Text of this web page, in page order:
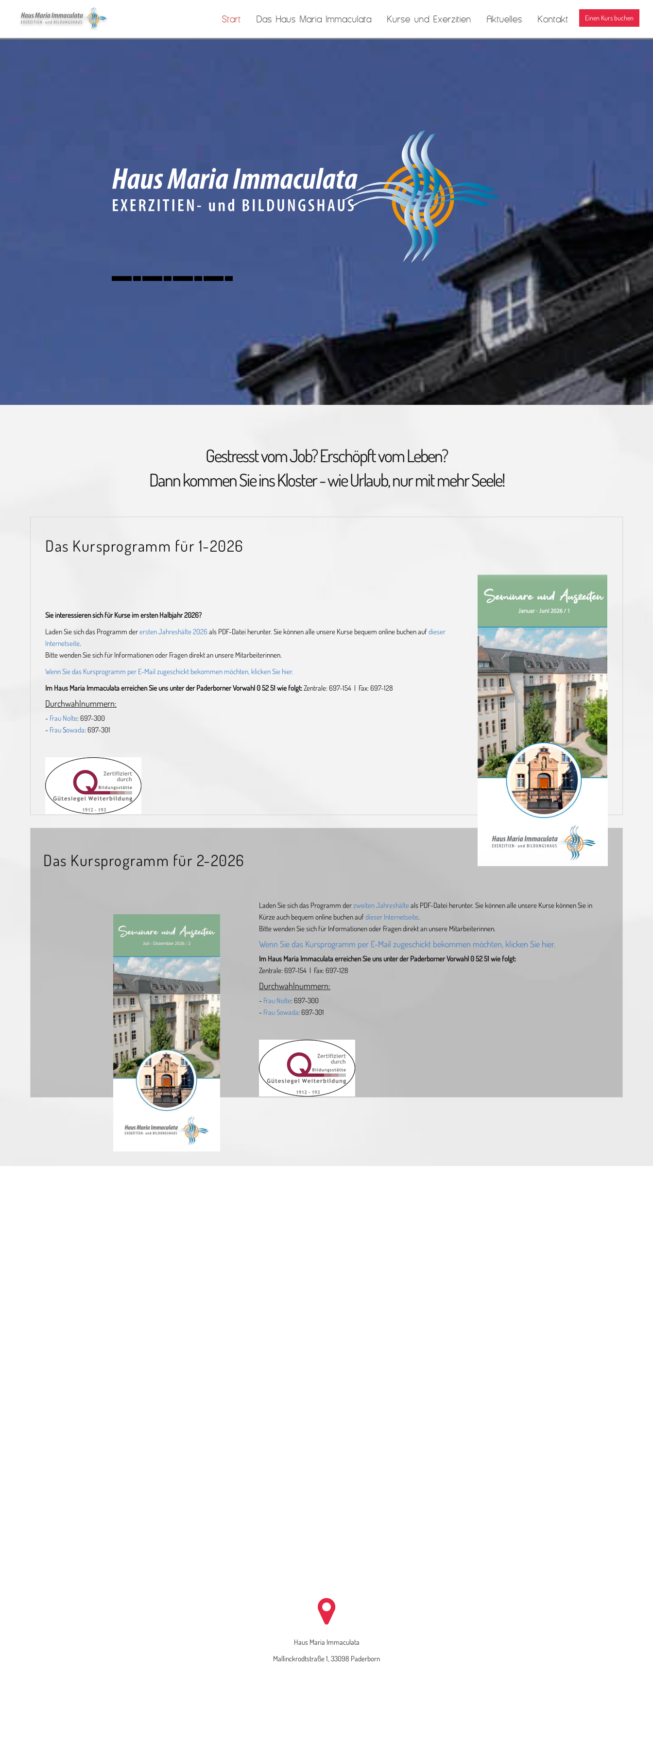
Einen Kurs buchen
Start Das Haus Maria Immaculata Kurse und Exerzitien Aktuelles Kontakt
Gestresst vom Job? Erschöpft vom Leben?
Dann kommen Sie ins Kloster - wie Urlaub, nur mit mehr Seele!
Das Kursprogramm für 1-2026
Sie interessieren sich für Kurse im ersten Halbjahr 2026?
Laden Sie sich das Programm derersten Jahreshälte 2026 als PDF-Datei herunter. Sie können alle unsere Kurse bequem online buchen aufdieser
Internetseite.
Bitte wenden Sie sich für Informationen oder Fragen direkt an unsere Mitarbeiterinnen.
Wenn Sie das Kursprogramm per E-Mail zugeschickt bekommen möchten, klicken Sie hier.
Im Haus Maria Immaculata erreichen Sie uns unter der Paderborner Vorwahl 0 52 51 wie folgt:Zentrale: 697-154 | Fax: 697-128
Durchwahlnummern:
- Frau Nolte: 697-300
- FrauSowada: 697-301
Das Kursprogramm für 2-2026
Laden Sie sich das Programm derzweiten Jahreshälteals PDF-Datei herunter. Sie können alle unsere Kurse können Sie in
Kürze auch bequem online buchen aufdieser Internetseite.
Bitte wenden Sie sich für Informationen oder Fragen direkt an unsere Mitarbeiterinnen.
Wenn Sie das Kursprogramm per E-Mail zugeschickt bekommen möchten, klicken Sie hier.
Im Haus Maria Immaculata erreichen Sie uns unter der Paderborner Vorwahl 0 52 51 wie folgt:
Zentrale: 697-154 | Fax: 697-128
Durchwahlnummern:
- Frau Nolte: 697-300
- Frau Sowada: 697-301
Haus Maria Immaculata
Mallinckrodtstraße 1, 33098 Paderborn